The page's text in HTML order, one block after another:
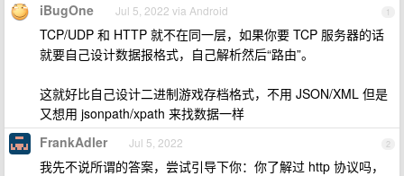
1
iBugOne Jul 5, 2022 via Android
TCP/UDP 和 HTTP 就不在同一层，如果你要 TCP 服务器的话
就要自己设计数据报格式，自己解析然后“路由”。
这就好比自己设计二进制游戏存档格式，不用 JSON/XML 但是
又想用 jsonpath/xpath 来找数据一样
2
FrankAdler Jul 5, 2022
我先不说所谓的答案，尝试引导下你：你了解过 http 协议吗，